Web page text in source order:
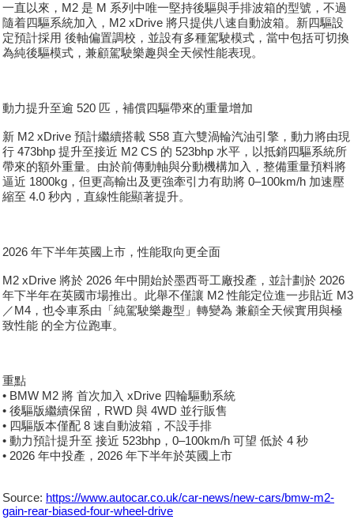
一直以來，M2 是 M 系列中唯一堅持後驅與手排波箱的型號，不過
隨着四驅系統加入，M2 xDrive 將只提供八速自動波箱。新四驅設
定預計採用 後軸偏置調校，並設有多種駕駛模式，當中包括可切換
為純後驅模式，兼顧駕駛樂趣與全天候性能表現。
動力提升至逾 520 匹，補償四驅帶來的重量增加
新 M2 xDrive 預計繼續搭載 S58 直六雙渦輪汽油引擎，動力將由現
行 473bhp 提升至接近 M2 CS 的 523bhp 水平，以抵銷四驅系統所
帶來的額外重量。由於前傳動軸與分動機構加入，整備重量預料將
逼近 1800kg，但更高輸出及更強牽引力有助將 0–100km/h 加速壓
縮至 4.0 秒內，直線性能顯著提升。
2026 年下半年英國上市，性能取向更全面
M2 xDrive 將於 2026 年中開始於墨西哥工廠投產，並計劃於 2026
年下半年在英國市場推出。此舉不僅讓 M2 性能定位進一步貼近 M3
／M4，也令車系由「純駕駛樂趣型」轉變為 兼顧全天候實用與極
致性能 的全方位跑車。
重點
• BMW M2 將 首次加入 xDrive 四輪驅動系統
• 後驅版繼續保留，RWD 與 4WD 並行販售
• 四驅版本僅配 8 速自動波箱，不設手排
• 動力預計提升至 接近 523bhp，0–100km/h 可望 低於 4 秒
• 2026 年中投產，2026 年下半年於英國上市
Source: https://www.autocar.co.uk/car-news/new-cars/bmw-m2-
gain-rear-biased-four-wheel-drive